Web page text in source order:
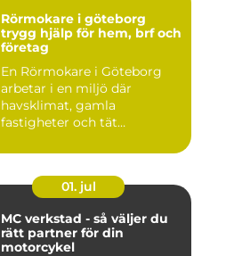
Rörmokare i göteborg
trygg hjälp för hem, brf och
företag
En Rörmokare i Göteborg
arbetar i en miljö där
havsklimat, gamla
fastigheter och tät
01. jul
MC verkstad - så väljer du
rätt partner för din
motorcykel